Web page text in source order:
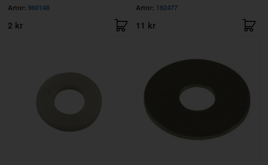
Artnr: 960148
2 kr
Artnr: 192477
11 kr